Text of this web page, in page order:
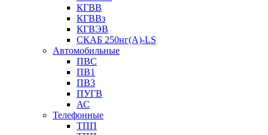
КГВВ
КГВВз
КГВЭВ
СКАБ 250нг(А)-LS
Автомобильные
ПВС
ПВ1
ПВ3
ПУГВ
АС
Телефонные
ТПП